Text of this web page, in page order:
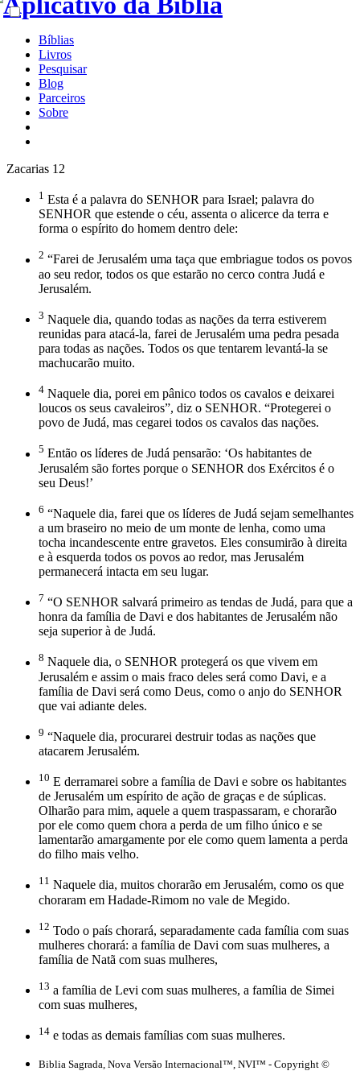
Bíblias
Livros
Pesquisar
Blog
Parceiros
Sobre
Zacarias 12
1 Esta é a palavra do SENHOR para Israel; palavra do
SENHOR que estende o céu, assenta o alicerce da terra e
forma o espírito do homem dentro dele:
2 “Farei de Jerusalém uma taça que embriague todos os povos
ao seu redor, todos os que estarão no cerco contra Judá e
Jerusalém.
3 Naquele dia, quando todas as nações da terra estiverem
reunidas para atacá-la, farei de Jerusalém uma pedra pesada
para todas as nações. Todos os que tentarem levantá-la se
machucarão muito.
4 Naquele dia, porei em pânico todos os cavalos e deixarei
loucos os seus cavaleiros”, diz o SENHOR. “Protegerei o
povo de Judá, mas cegarei todos os cavalos das nações.
5 Então os líderes de Judá pensarão: ‘Os habitantes de
Jerusalém são fortes porque o SENHOR dos Exércitos é o
seu Deus!’
6 “Naquele dia, farei que os líderes de Judá sejam semelhantes
a um braseiro no meio de um monte de lenha, como uma
tocha incandescente entre gravetos. Eles consumirão à direita
e à esquerda todos os povos ao redor, mas Jerusalém
permanecerá intacta em seu lugar.
7 “O SENHOR salvará primeiro as tendas de Judá, para que a
honra da família de Davi e dos habitantes de Jerusalém não
seja superior à de Judá.
8 Naquele dia, o SENHOR protegerá os que vivem em
Jerusalém e assim o mais fraco deles será como Davi, e a
família de Davi será como Deus, como o anjo do SENHOR
que vai adiante deles.
9 “Naquele dia, procurarei destruir todas as nações que
atacarem Jerusalém.
10 E derramarei sobre a família de Davi e sobre os habitantes
de Jerusalém um espírito de ação de graças e de súplicas.
Olharão para mim, aquele a quem traspassaram, e chorarão
por ele como quem chora a perda de um filho único e se
lamentarão amargamente por ele como quem lamenta a perda
do filho mais velho.
11 Naquele dia, muitos chorarão em Jerusalém, como os que
choraram em Hadade-Rimom no vale de Megido.
12 Todo o país chorará, separadamente cada família com suas
mulheres chorará: a família de Davi com suas mulheres, a
família de Natã com suas mulheres,
13 a família de Levi com suas mulheres, a família de Simei
com suas mulheres,
14 e todas as demais famílias com suas mulheres.
Biblia Sagrada, Nova Versão Internacional™, NVI™ - Copyright ©